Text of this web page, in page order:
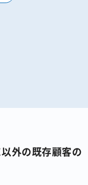
外の既存顧客の